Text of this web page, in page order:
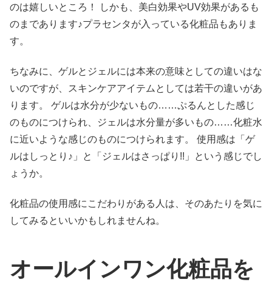
のは嬉しいところ！ しかも、美白効果やUV効果があるも
のまであります♪プラセンタが入っている化粧品もありま
す。
ちなみに、ゲルとジェルには本来の意味としての違いはな
いのですが、スキンケアアイテムとしては若干の違いがあ
ります。 ゲルは水分が少ないもの……ぷるんとした感じ
のものにつけられ、ジェルは水分量が多いもの……化粧水
に近いような感じのものにつけられます。 使用感は「ゲ
ルはしっとり♪」と「ジェルはさっぱり!!」という感じでし
ょうか。
化粧品の使用感にこだわりがある人は、そのあたりを気に
してみるといいかもしれませんね。
オールインワン化粧品を